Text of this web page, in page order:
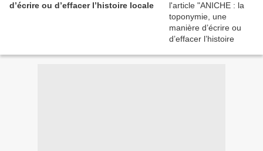
d’écrire ou d’effacer l’histoire locale